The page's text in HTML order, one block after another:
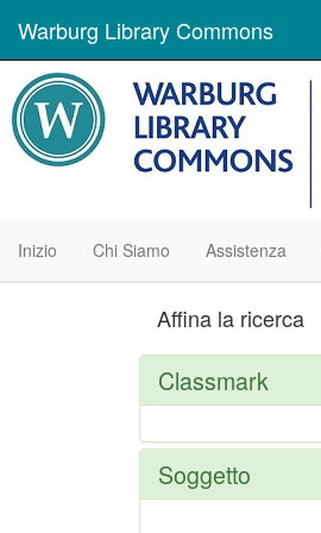
Warburg Library Commons
Inizio Chi Siamo Assistenza
Affina la ricerca
Classmark
Soggetto